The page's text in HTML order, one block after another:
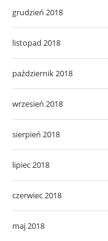
grudzień 2018
listopad 2018
październik 2018
wrzesień 2018
sierpień 2018
lipiec 2018
czerwiec 2018
maj 2018